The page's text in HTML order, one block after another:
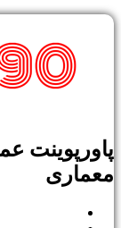
پاورپوینت
معماری